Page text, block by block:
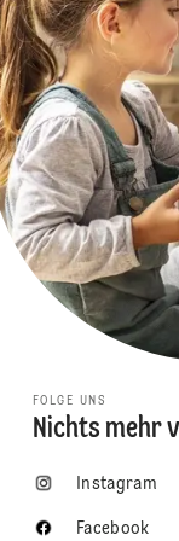
FOLGE UNS
Nichts mehr
Instagram
Facebook